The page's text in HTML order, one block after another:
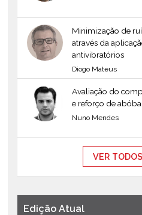
Minimização de
através da
antivibratórios
Diogo Mateus
Avaliação do
e reforço de
Nuno Mendes
VER
Edição Atual